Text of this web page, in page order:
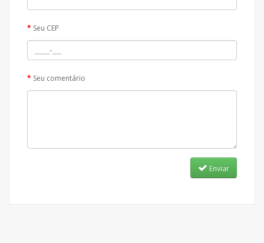
Seu CEP
Seu comentário
Enviar